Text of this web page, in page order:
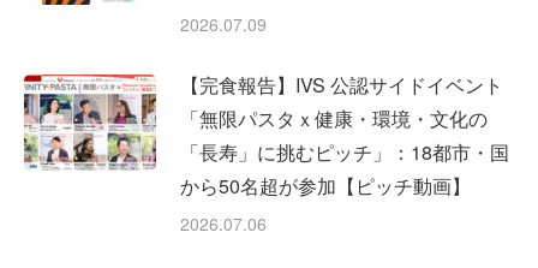
2026.07.09
【完食報告】IVS 公認サイドイベント
「無限パスタｘ健康・環境・文化の
「長寿」に挑むピッチ」：18都市・国
から50名超が参加【ピッチ動画】
2026.07.06